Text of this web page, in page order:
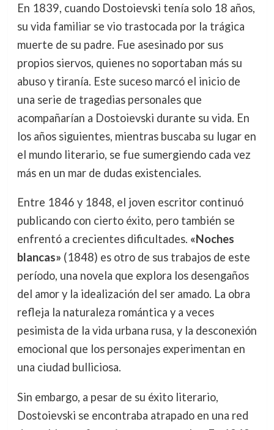
En 1839, cuando Dostoievski tenía solo 18 años,
su vida familiar se vio trastocada por la trágica
muerte de su padre. Fue asesinado por sus
propios siervos, quienes no soportaban más su
abuso y tiranía. Este suceso marcó el inicio de
una serie de tragedias personales que
acompañarían a Dostoievski durante su vida. En
los años siguientes, mientras buscaba su lugar en
el mundo literario, se fue sumergiendo cada vez
más en un mar de dudas existenciales.
Entre 1846 y 1848, el joven escritor continuó
publicando con cierto éxito, pero también se
enfrentó a crecientes dificultades. «Noches
blancas» (1848) es otro de sus trabajos de este
período, una novela que explora los desengaños
del amor y la idealización del ser amado. La obra
refleja la naturaleza romántica y a veces
pesimista de la vida urbana rusa, y la desconexión
emocional que los personajes experimentan en
una ciudad bulliciosa.
Sin embargo, a pesar de su éxito literario,
Dostoievski se encontraba atrapado en una red